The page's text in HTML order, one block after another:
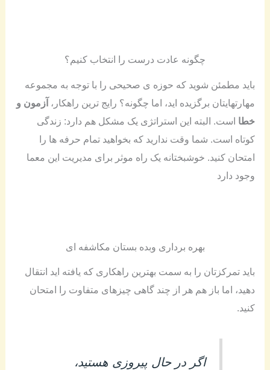
چگونه عادت درست را انتخاب کنیم؟
باید مطمئن شوید که حوزه ی صحیحی را با توجه به مجموعه
مهارتهایتان برگزیده اید، اما چگونه؟ رایج ترین راهکار، آزمون و
خطا است. البته این استراتژی یک مشکل هم دارد: زندگی
کوتاه است. شما وقت ندارید که بخواهید تمام حرفه ها را
امتحان کنید. خوشبختانه یک راه موثر برای مدیریت این معما
وجود دارد
بهره برداری وبده بستان مکاشفه ای
باید تمرکزتان را به سمت بهترین راهکاری که یافته اید انتقال
دهید، اما باز هم هر از چند گاهی چیزهای متفاوت را امتحان
کنید.
اگر در حال پیروزی هستید،